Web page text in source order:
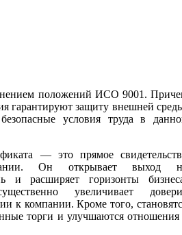
положений ИСО 9001.
гарантируют защиту внешней
условия труда в
— это прямое
Он открывает выход
и расширяет горизонты
увеличивает
к компании. Кроме того,
торги и улучшаются отношения